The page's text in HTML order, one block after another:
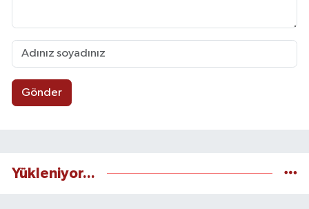
Gönder
Yükleniyor...